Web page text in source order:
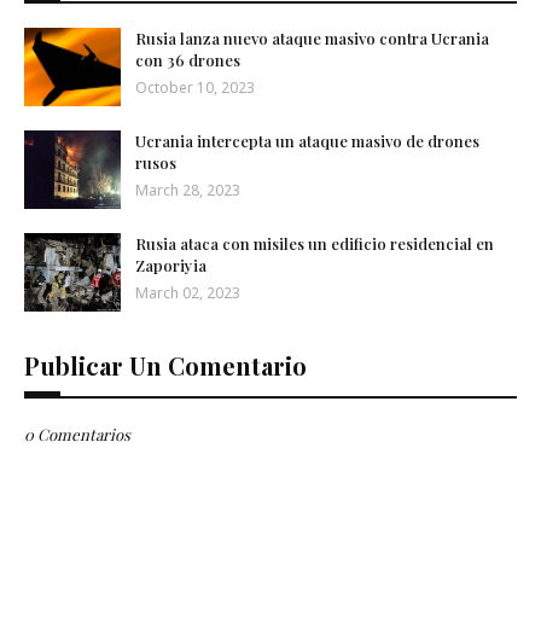
Rusia lanza nuevo ataque masivo contra Ucrania
con 36 drones
October 10, 2023
Ucrania intercepta un ataque masivo de drones
rusos
March 28, 2023
Rusia ataca con misiles un edificio residencial en
Zaporiyia
March 02, 2023
Publicar Un Comentario
0 Comentarios